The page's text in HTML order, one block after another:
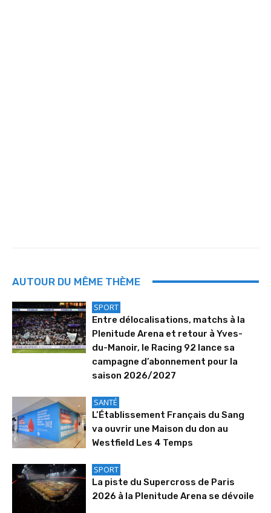
AUTOUR DU MÊME THÈME
SPORT
Entre délocalisations, matchs à la
Plenitude Arena et retour à Yves-
du-Manoir, le Racing 92 lance sa
campagne d’abonnement pour la
saison 2026/2027
SANTÉ
L’Établissement Français du Sang
va ouvrir une Maison du don au
Westfield Les 4 Temps
SPORT
La piste du Supercross de Paris
2026 à la Plenitude Arena se dévoile